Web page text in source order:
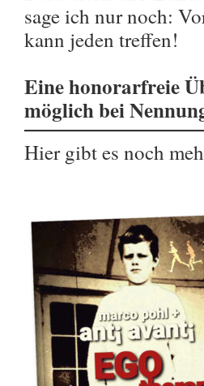
sage ich nur noch:
kann jeden treffen!
Eine honorarfreie
möglich bei
Hier gibt es noch